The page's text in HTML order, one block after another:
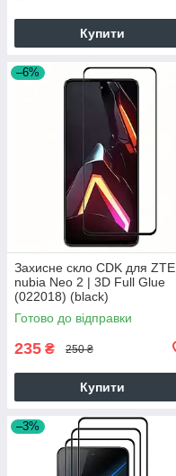
Купити
–6%
Захисне скло CDK для ZTE
nubia Neo 2 | 3D Full Glue
(022018) (black)
Готово до відправки
235 ₴ 250 ₴
Купити
–3%